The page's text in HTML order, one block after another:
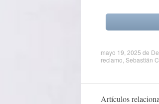
mayo 19, 2025 de
reclamo Sebastián
Artículos